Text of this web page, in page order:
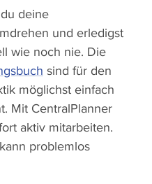
deine
und erledigst
wie noch nie. Die
sind für den
möglichst einfach
Mit CentralPlanner
aktiv mitarbeiten.
problemlos